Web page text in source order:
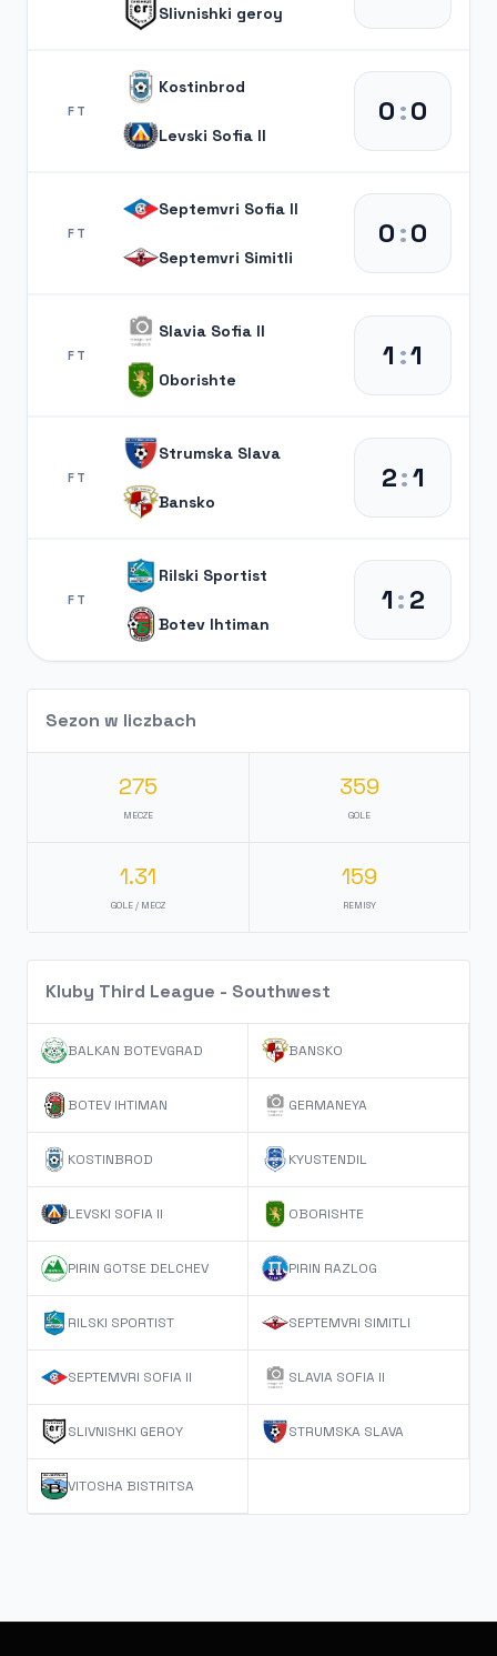
Slivnishki geroy
FT
Kostinbrod
Levski Sofia II
0:0
FT
Septemvri Sofia II
Septemvri Simitli
0:0
FT
Slavia Sofia II
Oborishte
1 :1
FT
Strumska Slava
Bansko
2:1
FT
Rilski Sportist
Botev Ihtiman
1:2
Sezon w liczbach
275
MECZE
359
GOLE
1.31
GOLE / MECZ
159
REMISY
Kluby Third League - Southwest
BALKAN BOTEVGRAD BANSKO
BOTEV IHTIMAN GERMANEYA
KOSTINBROD KYUSTENDIL
LEVSKI SOFIA II OBORISHTE
PIRIN GOTSE DELCHEV PIRIN RAZLOG
RILSKI SPORTIST SEPTEMVRI SIMITLI
SEPTEMVRI SOFIA II SLAVIA SOFIA II
SLIVNISHKI GEROY STRUMSKA SLAVA
VITOSHA BISTRITSA